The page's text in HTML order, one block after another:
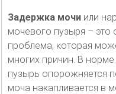
Задержка мочи или
мочевого пузыря – это
проблема, которая
многих причин. В
пузырь опорожняется
моча накапливается в